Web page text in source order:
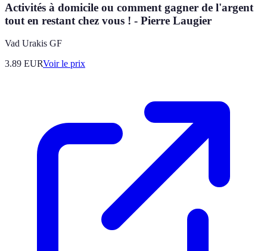
Activités à domicile ou comment gagner de l'argent
tout en restant chez vous ! - Pierre Laugier
Vad Urakis GF
3.89 EURVoir le prix